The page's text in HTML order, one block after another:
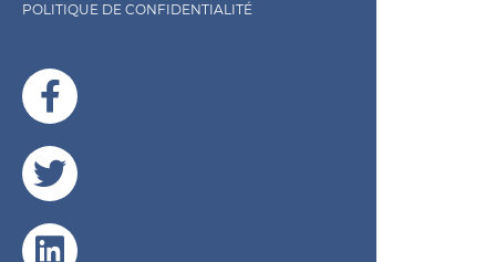
POLITIQUE DE CONFIDENTIALITÉ